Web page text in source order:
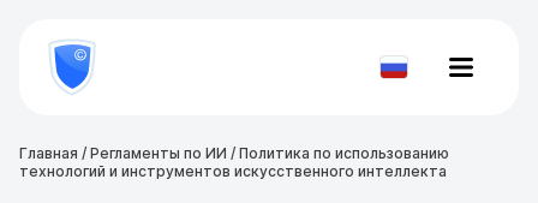
800
777-
81-Проверить
Главная / Регламенты по ИИ / Политика по использованию
технологий и инструментов искусственного интеллекта